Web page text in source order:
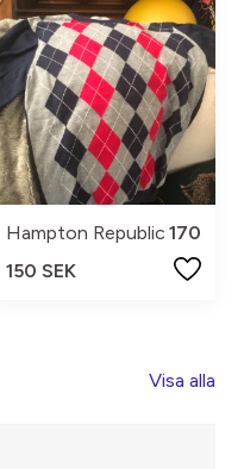
Hampton Republic 170
150 SEK
Visa alla